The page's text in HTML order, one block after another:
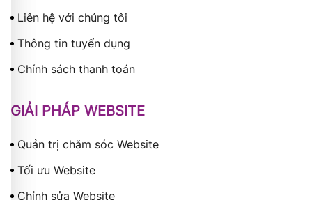
Liên hệ với chúng tôi
Thông tin tuyển dụng
Chính sách thanh toán
GIẢI PHÁP WEBSITE
Quản trị chăm sóc Website
Tối ưu Website
Chỉnh sửa Website